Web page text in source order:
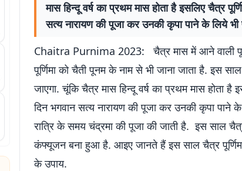
मास हिन्दू वर्ष का प्रथम मास होता है इसलिए चैत्र
सत्य नारायण की पूजा कर उनकी कृपा पाने के लिये भी
Chaitra Purnima 2023: चैत्र मास में आने वाली
पूर्णिमा को चैती पूनम के नाम से भी जाना जाता है. इस
जाएगा. चूंकि चैत्र मास हिन्दू वर्ष का प्रथम मास होता है
दिन भगवान सत्य नारायण की पूजा कर उनकी कृपा पाने
रात्रि के समय चंद्रमा की पूजा की जाती है. इस साल
कंफ्यूजन बना हुआ है. आइए जानते हैं इस साल चैत्र
के उपाय.